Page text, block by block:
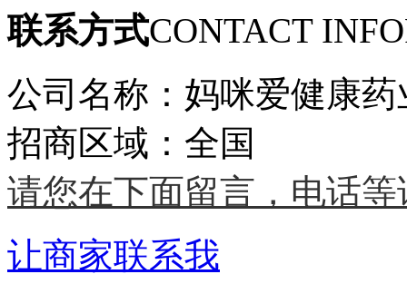
联系方式CONTACT
公司名称：妈咪爱健康
招商区域：全国
请您在下面留言，电话
让商家联系我